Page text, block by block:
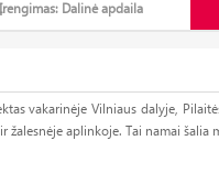
viešasis transportas – miesto
ne tik patogi vieta, jauki aplinka,
sandėliukais sublokuotų butų.
7 skirtingus suplanavimus.
vitrininiai langai.
2 automobiliams.
Įrengimas: Dalinė apdaila
vakarinėje Vilniaus dalyje,
aplinkoje. Tai namai šalia